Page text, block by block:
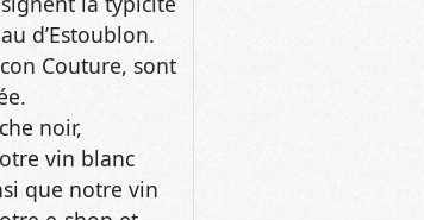
noir,
vin blanc
que notre vin
e-shop et